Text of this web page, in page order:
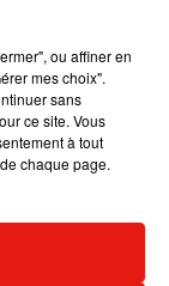
Madonna
Sensation »
ou affiner en
mes choix".
sans
ce site. Vous
à tout
chaque page.